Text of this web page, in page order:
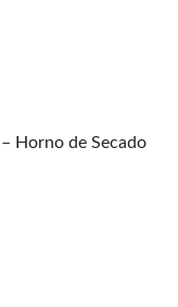
Horno de Secado